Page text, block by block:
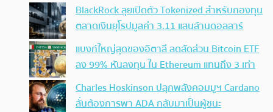
BlackRock ลุยเปิดตัว Tokenized สำหรับกองทุน
ตลาดเงินยุโรปมูลค่า 3.11 แสนล้านดอลลาร์
แบงก์ใหญ่สุดของอิตาลี ลดสัดส่วน Bitcoin ETF
ลง 99% หันลงทุน ใน Ethereum แทนถึง 3 เท่า
Charles Hoskinson ปลุกพลังคอมมูฯ Cardano
ลั่นต้องการพา ADA กลับมาเป็นผู้ชนะ